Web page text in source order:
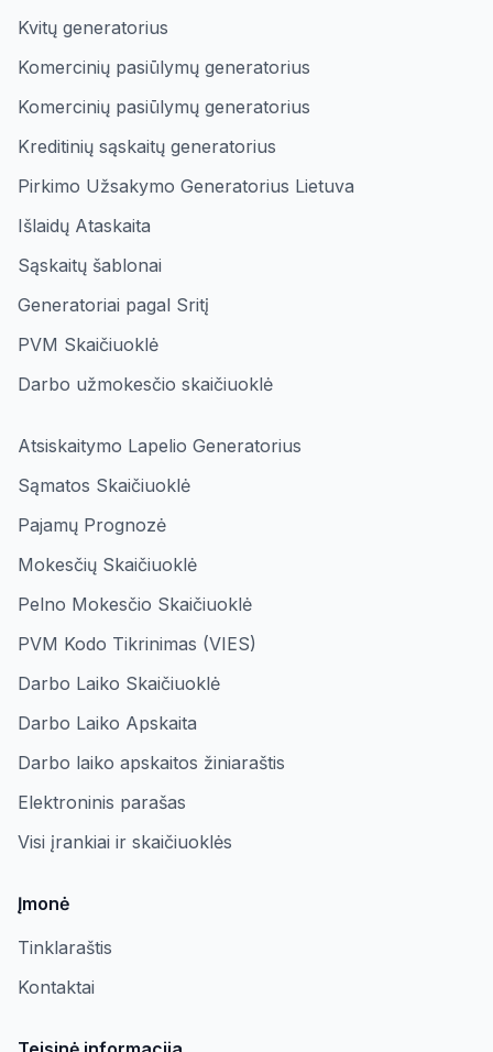
Kvitų generatorius
Komercinių pasiūlymų generatorius
Komercinių pasiūlymų generatorius
Kreditinių sąskaitų generatorius
Pirkimo Užsakymo Generatorius Lietuva
Išlaidų Ataskaita
Sąskaitų šablonai
Generatoriai pagal Sritį
PVM Skaičiuoklė
Darbo užmokesčio skaičiuoklė
Atsiskaitymo Lapelio Generatorius
Sąmatos Skaičiuoklė
Pajamų Prognozė
Mokesčių Skaičiuoklė
Pelno Mokesčio Skaičiuoklė
PVM Kodo Tikrinimas (VIES)
Darbo Laiko Skaičiuoklė
Darbo Laiko Apskaita
Darbo laiko apskaitos žiniaraštis
Elektroninis parašas
Visi įrankiai ir skaičiuoklės
Įmonė
Tinklaraštis
Kontaktai